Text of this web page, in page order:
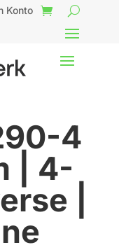
Konto
4
| 4-
|